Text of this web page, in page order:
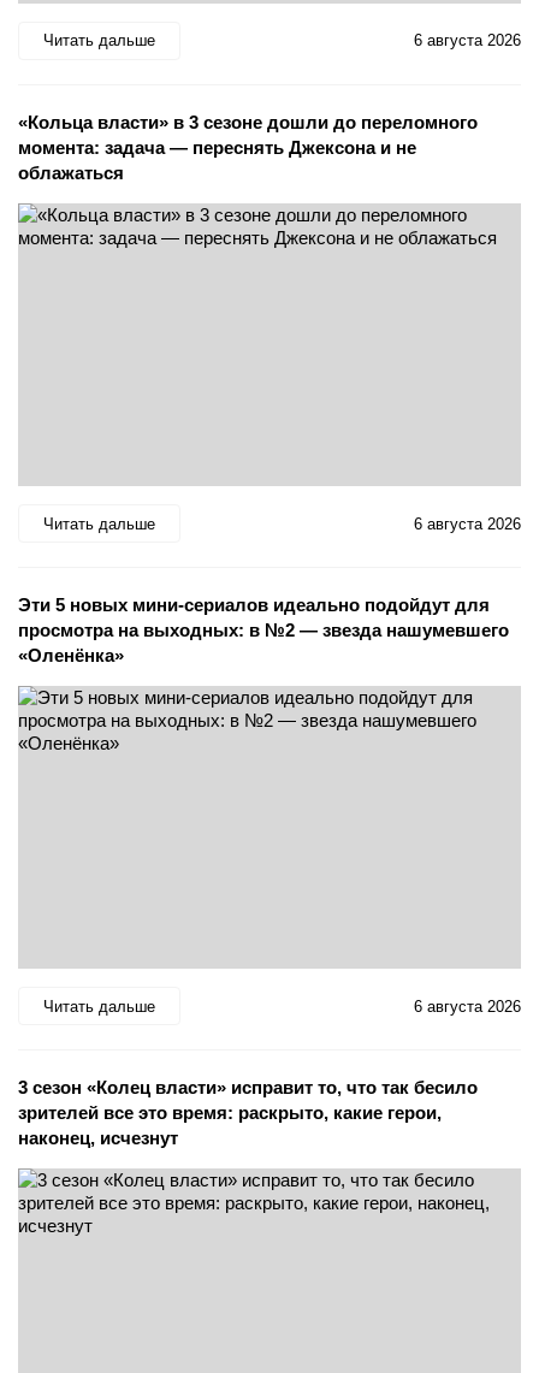
Читать дальше 6 августа 2026
«Кольца власти» в 3 сезоне дошли до переломного
момента: задача — переснять Джексона и не
облажаться
Читать дальше 6 августа 2026
Эти 5 новых мини-сериалов идеально подойдут для
просмотра на выходных: в №2 — звезда нашумевшего
«Оленёнка»
Читать дальше 6 августа 2026
3 сезон «Колец власти» исправит то, что так бесило
зрителей все это время: раскрыто, какие герои,
наконец, исчезнут